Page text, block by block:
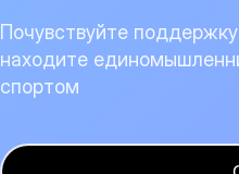
Почувствуйте
находите
спортом